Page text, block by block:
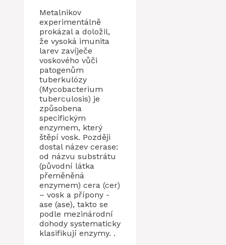
Metalnikov
experimentálně
prokázal a doložil,
že vysoká imunita
larev zavíječe
voskového vůči
patogenům
tuberkulózy
(Mycobacterium
tuberculosis) je
způsobena
specifickým
enzymem, který
štěpí vosk. Později
dostal název cerase:
od názvu substrátu
(původní látka
přeměněná
enzymem) cera (cer)
– vosk a přípony -
ase (ase), takto se
podle mezinárodní
dohody systematicky
klasifikují enzymy. .